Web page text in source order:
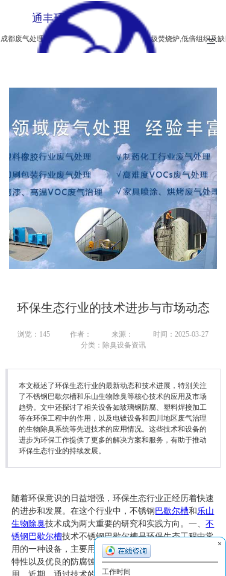
=
通丰环保
成都废气处理设备,生物除臭,垃圾燃烧炉,无烟垃圾焚烧炉,低倍组织及
环保生态行业的技术进步与市场动态
浏览： 145 作者： 来源：
时间：2025-03-27
分类：除臭设备资讯
本文概述了环保生态行业的最新动态和技术进展，特别关注
了不锈钢巴歇尔槽和乐山生物除臭等核心技术的应用及市场
趋势。文中还探讨了相关设备如玻璃钢防腐、塑料焊接加工
等在环保工程中的作用，以及电镀设备和四川地区废气治理
的生物除臭系统等先进技术的应用情况。这些技术和设备的
进步为环保工作提供了更多的解决方案和服务，有助于推动
环保生态行业的持续发展。
随着环保意识的日益增强，环保生态行业正经历着快速
的进步和发展。在这个行业中，不锈钢 巴歇尔槽和 乐山
生物除臭技术成为两大重要的研究和实践方向。一、不
锈钢巴歇尔槽技术不锈钢巴歇尔槽是环保生态工程中常
用的一种设备，主要用于废水处理。它以其坚固耐用的
特性以及优良的防腐蚀性在污水处理领域得到广泛应
×
工作时间